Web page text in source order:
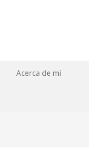
Acerca de mí